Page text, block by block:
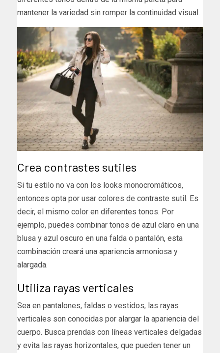
mantener la variedad sin romper la continuidad visual.
Crea contrastes sutiles
Si tu estilo no va con los looks monocromáticos,
entonces opta por usar colores de contraste sutil. Es
decir, el mismo color en diferentes tonos. Por
ejemplo, puedes combinar tonos de azul claro en una
blusa y azul oscuro en una falda o pantalón, esta
combinación creará una apariencia armoniosa y
alargada.
Utiliza rayas verticales
Sea en pantalones, faldas o vestidos, las rayas
verticales son conocidas por alargar la apariencia del
cuerpo. Busca prendas con líneas verticales delgadas
y evita las rayas horizontales, que pueden tener un